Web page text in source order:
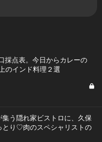
採点表。今日からカレーの
のインド料理２選
集う隠れ家ビストロに、久保
とり♡肉のスペシャリストの